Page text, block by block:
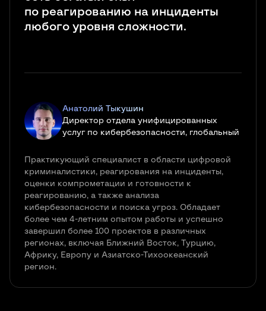
по реагированию на инциденты
любого уровня сложности.
Анатолий Тыкушин
Директор отдела унифицированных
услуг по кибербезопасности, глобальный
Практикующий специалист в области цифровой
криминалистики, реагирования на инциденты,
оценки компрометации и готовности к
реагированию, а также анализа
кибербезопасности и поиска угроз. Обладает
более чем 4-летним опытом работы и успешно
завершил более 100 проектов в различных
регионах, включая Ближний Восток, Турцию,
Африку, Европу и Азиатско-Тихоокеанский
регион.